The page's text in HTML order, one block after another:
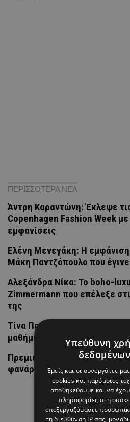
ΠΕΡΙΣΣΟΤΕΡΑ ΝΕΑ
Άντρη Καραντώνη: Έκλεψε
Copenhagen Fashion Week
εμφανίσεις
Ελένη Μενεγάκη: Η
Μάκη Παντζόπουλο που
Αλεξάνδρα Νίκα: Το boho-
Zimmermann που επέλεξε
της
Tίνα Παύλου και Ευανθία
μαθήματα power dressing
Πρεμιέρα «Porto Leone: Στη
φανάρια»: Δύο κόσμοι
Υπεύθυνη
Εμείς και οι συνεργάτες
cookies και παρόμοιες
αποθηκεύουμε και να
πληροφορίες στη
επεξεργαζόμαστε
τη διεύθυνση IP σας,